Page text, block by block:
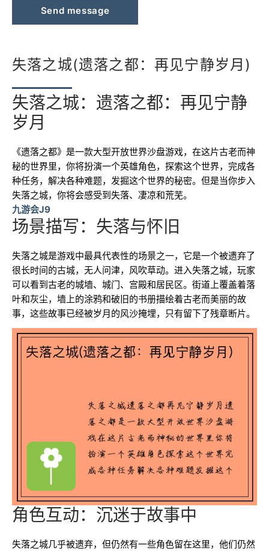
Send message
失落之城(遗落之都：再见宁静岁月)
失落之城：遗落之都：再见宁静
岁月
《遗落之都》是一款大型开放世界沙盘游戏，在这片古老而神
秘的世界里，你将扮演一个英雄角色，探索这个世界，完成各
种任务，解决各种难题，发掘这个世界的秘密。但是当你步入
失落之城，你将会感受到失落、凄凉和荒芜。
九游会J9
场景描写：失落与怀旧
失落之城是游戏中最具代表性的场景之一，它是一个被遗弃了
很长时间的古城，无人问津，风吹草动。进入失落之城，玩家
可以看到古老的城墙、城门、宫殿和居民区。街道上覆盖着落
叶和灰尘，墙上的涂鸦和破旧的书册描绘着古老而美丽的故
事，这些故事已经被岁月的风沙掩埋，只有留下了残章断片。
角色互动：沉迷于故事中
失落之城几乎被遗弃，但仍然有一些角色留在这里，他们仍然